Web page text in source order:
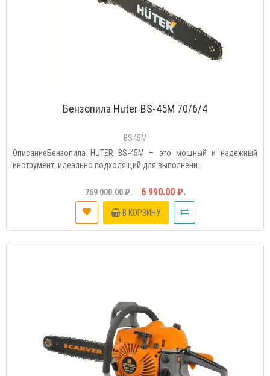
Бензопила Huter BS-45M 70/6/4
BS45M
ОписаниеБензопила HUTER BS-45M – это мощный и надежный
инструмент, идеально подходящий для выполнени..
769 000.00 ₽. 6 990.00 ₽.
В КОРЗИНУ